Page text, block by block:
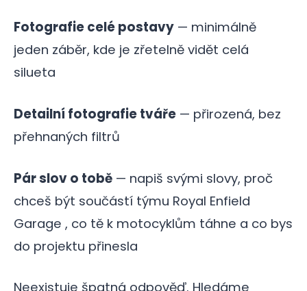
Fotografie celé postavy — minimálně
jeden záběr, kde je zřetelně vidět celá
silueta
Detailní fotografie tváře — přirozená, bez
přehnaných filtrů
Pár slov o tobě — napiš svými slovy, proč
chceš být součástí týmu Royal Enfield
Garage , co tě k motocyklům táhne a co bys
do projektu přinesla
Neexistuje špatná odpověď. Hledáme